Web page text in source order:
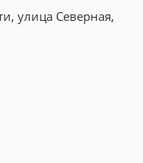
улица Северная,